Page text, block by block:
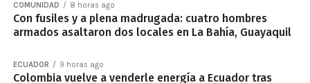
COMUNIDAD 8 horas ago
Con fusiles y a plena madrugada: cuatro hombres
armados asaltaron dos locales en La Bahía, Guayaquil
ECUADOR 9 horas ago
Colombia vuelve a venderle energía a Ecuador tras